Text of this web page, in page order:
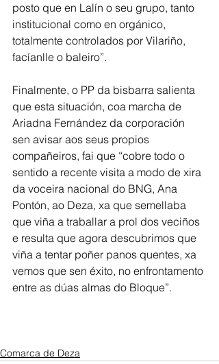
posto que en Lalín o seu grupo, tanto
institucional como en orgánico,
totalmente controlados por Vilariño,
facíanlle o baleiro”.
Finalmente, o PP da bisbarra salienta
que esta situación, coa marcha de
Ariadna Fernández da corporación
sen avisar aos seus propios
compañeiros, fai que “cobre todo o
sentido a recente visita a modo de xira
da voceira nacional do BNG, Ana
Pontón, ao Deza, xa que semellaba
que viña a traballar a prol dos veciños
e resulta que agora descubrimos que
viña a tentar poñer panos quentes, xa
vemos que sen éxito, no enfrontamento
entre as dúas almas do Bloque”.
Comarca de Deza